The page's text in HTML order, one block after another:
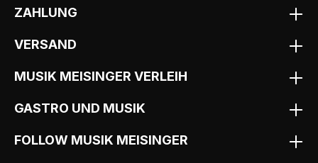
ZAHLUNG
VERSAND
MUSIK MEISINGER VERLEIH
GASTRO UND MUSIK
FOLLOW MUSIK MEISINGER